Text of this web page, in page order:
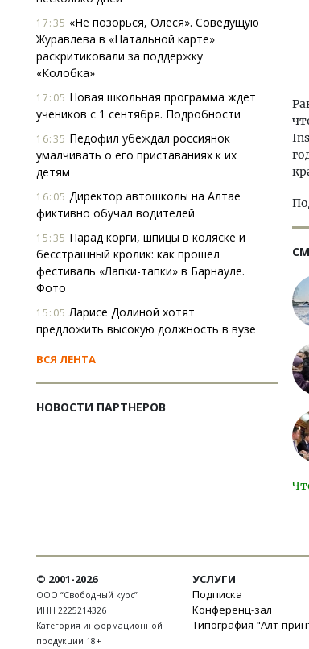
17:35 «Не позорься, Олеся». Соведущую
Журавлева в «Натальной карте»
раскритиковали за поддержку
«Колобка»
17:05 Новая школьная программа ждет
учеников с 1 сентября. Подробности
16:35 Педофил убеждал россиянок
умалчивать о его приставаниях к их
детям
16:05 Директор автошколы на Алтае
фиктивно обучал водителей
15:35 Парад корги, шпицы в коляске и
бесстрашный кролик: как прошел
фестиваль «Лапки-тапки» в Барнауле.
Фото
15:05 Ларисе Долиной хотят
предложить высокую должность в вузе
ВСЯ ЛЕНТА
НОВОСТИ ПАРТНЕРОВ
© 2001-2026
ООО “Свободный курс”
ИНН 2225214326
Категория информационной
продукции 18+
УСЛУГИ
Подписка
Конференц-зал
Типография "Алт-